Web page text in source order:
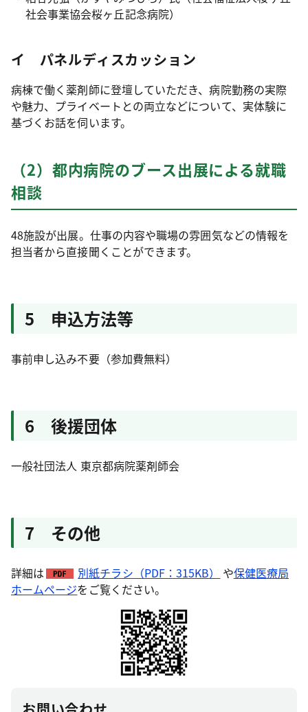
社会事業協会桜ヶ丘記念病院）
イ パネルディスカッション
病棟で働く薬剤師に登壇していただき、病院勤務の実際
や魅力、プライベートとの両立などについて、実体験に
基づくお話を伺います。
（2）都内病院のブース出展による就職
相談
48施設が出展。仕事の内容や職場の雰囲気などの情報を
担当者から直接聞くことができます。
5 申込方法等
事前申し込み不要（参加費無料）
6 後援団体
一般社団法人 東京都病院薬剤師会
7 その他
詳細は 別紙チラシ（PDF：315KB） や保健医療局
ホームページをご覧ください。